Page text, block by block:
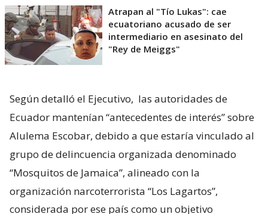
Atrapan al "Tío Lukas": cae
ecuatoriano acusado de ser
intermediario en asesinato del
"Rey de Meiggs"
Según detalló el Ejecutivo, las autoridades de
Ecuador mantenían “antecedentes de interés” sobre
Alulema Escobar, debido a que estaría vinculado al
grupo de delincuencia organizada denominado
“Mosquitos de Jamaica”, alineado con la
organización narcoterrorista “Los Lagartos”,
considerada por ese país como un objetivo